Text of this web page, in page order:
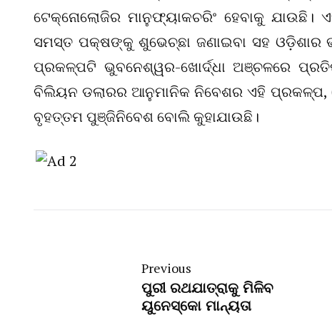
ଟେକ୍ନୋଲୋଜିର ମାନୁଫ୍ୟାକଚରିଂ ହେବାକୁ
ସମସ୍ତ ପକ୍ଷଙ୍କୁ ଶୁଭେଚ୍ଛା ଜଣାଇବା ସହ
ପ୍ରକଳ୍ପଟି ଭୁବନେଶ୍ୱର-ଖୋର୍ଦ୍ଧା ଅଞ୍ଚଳରେ
ବିଲିୟନ ଡଲାରର ଆନୁମାନିକ ନିବେଶର ଏହି
ବୃହତ୍ତମ ପୁଞ୍ଜିନିବେଶ ବୋଲି କୁହାଯାଉଛି।
Previous
ପୁରୀ ରଥଯାତ୍ରାକୁ ମିଳିବ
ୟୁନେସ୍କୋ ମାନ୍ୟତା